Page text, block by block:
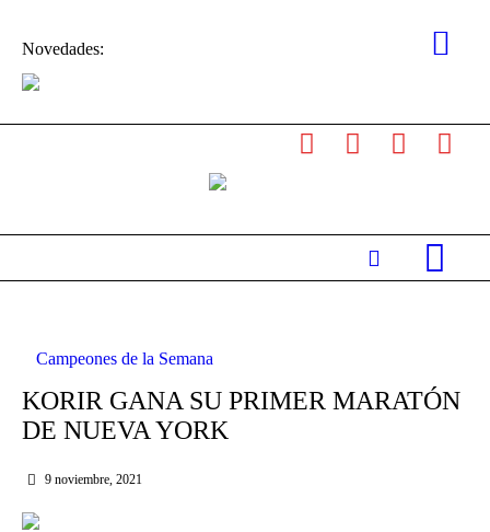
Novedades:
Campeones de la Semana
KORIR GANA SU PRIMER MARATÓN
DE NUEVA YORK
9 noviembre, 2021